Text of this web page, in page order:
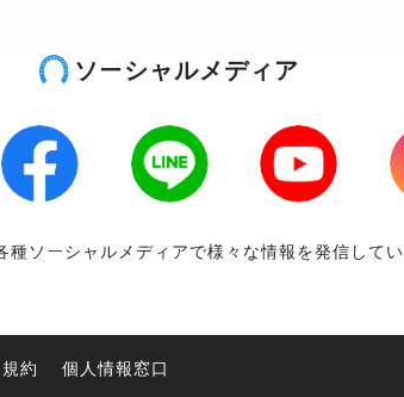
ソーシャルメディア
Facebook LINE Youtube
種ソーシャルメディアで様々な情報を発信してい
約
個人情報窓口